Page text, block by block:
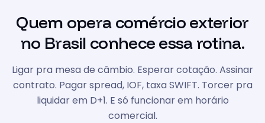
Quem opera comércio exterior
no Brasil conhece essa rotina.
Ligar pra mesa de câmbio. Esperar cotação. Assinar
contrato. Pagar spread, IOF, taxa SWIFT. Torcer pra
liquidar em D+1. E só funcionar em horário
comercial.